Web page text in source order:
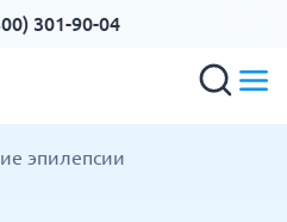
301-90-04
эпилепсии